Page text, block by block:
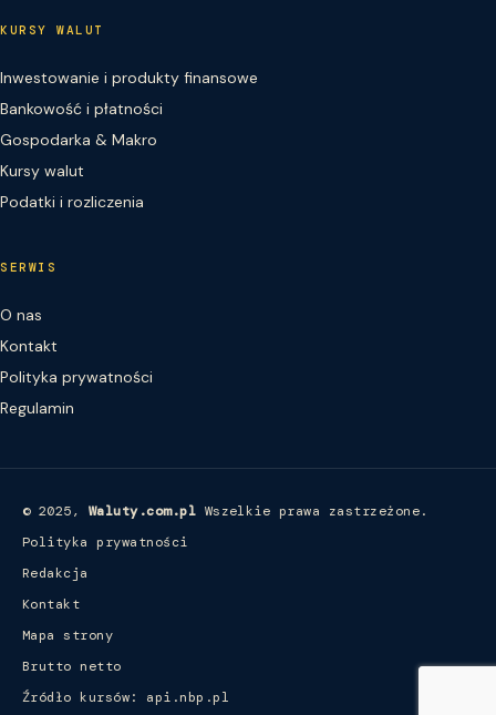
KURSY WALUT
Inwestowanie i produkty finansowe
Bankowość i płatności
Gospodarka & Makro
Kursy walut
Podatki i rozliczenia
SERWIS
O nas
Kontakt
Polityka prywatności
Regulamin
© 2025, Waluty.com.pl Wszelkie prawa zastrzeżone.
Polityka prywatności
Redakcja
Kontakt
Mapa strony
Brutto netto
Źródło kursów: api.nbp.pl